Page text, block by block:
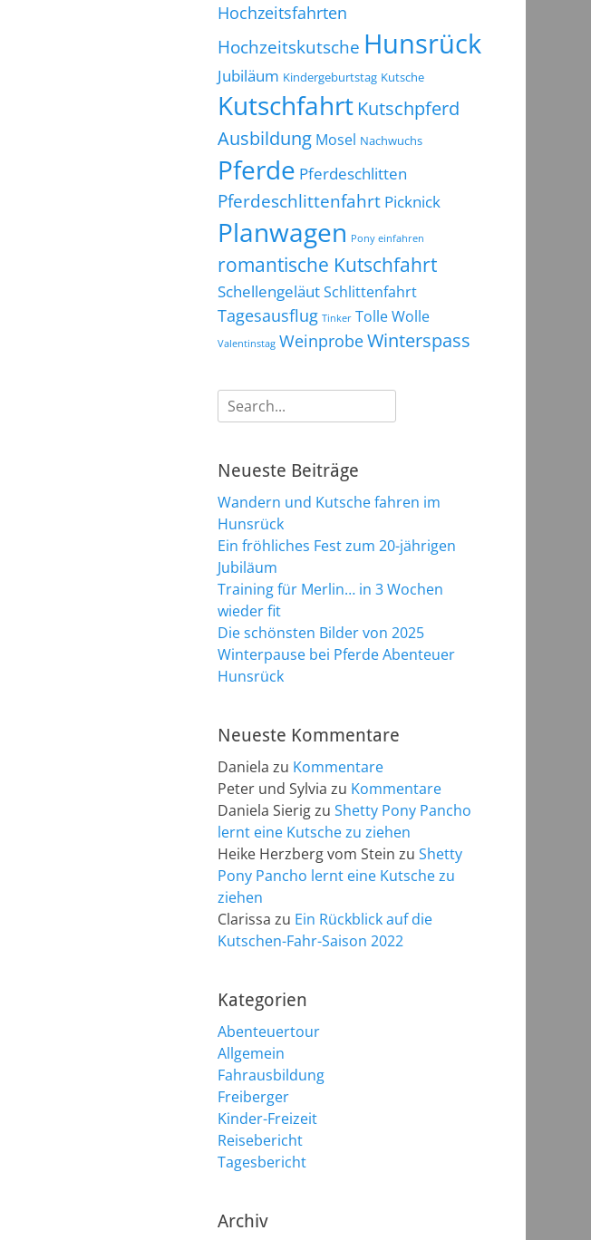
Hochzeitsfahrten
Hochzeitskutsche Hunsrück
Jubiläum Kindergeburtstag Kutsche
Kutschfahrt Kutschpferd
Ausbildung Mosel Nachwuchs
Pferde Pferdeschlitten
Pferdeschlittenfahrt Picknick
Planwagen Pony einfahren
romantische Kutschfahrt
SchellengeläutSchlittenfahrt
Tagesausflug Tinker Tolle Wolle
Valentinstag WeinprobeWinterspass
Suchen
nach:
Neueste Beiträge
Wandern und Kutsche fahren im
Hunsrück
Ein fröhliches Fest zum 20-jährigen
Jubiläum
Training für Merlin… in 3 Wochen
wieder fit
Die schönsten Bilder von 2025
Winterpause bei Pferde Abenteuer
Hunsrück
Neueste Kommentare
Daniela zu Kommentare
Peter und Sylvia zu Kommentare
Daniela Sierigzu Shetty Pony Pancho
lernt eine Kutsche zu ziehen
Heike Herzberg vom Stein zu Shetty
Pony Pancho lernt eine Kutsche zu
ziehen
Clarissa zu Ein Rückblick auf die
Kutschen-Fahr-Saison 2022
Kategorien
Abenteuertour
Allgemein
Fahrausbildung
Freiberger
Kinder-Freizeit
Reisebericht
Tagesbericht
Archiv